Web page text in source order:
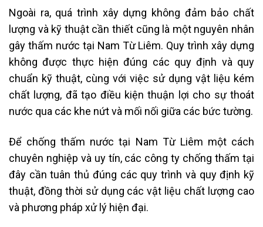
Ngoài ra, quá trình xây dựng không đảm bảo chất
lượng và kỹ thuật cần thiết cũng là một nguyên nhân
gây thấm nước tại Nam Từ Liêm. Quy trình xây dựng
không được thực hiện đúng các quy định và quy
chuẩn kỹ thuật, cùng với việc sử dụng vật liệu kém
chất lượng, đã tạo điều kiện thuận lợi cho sự thoát
nước qua các khe nứt và mối nối giữa các bức tường.
Để chống thấm nước tại Nam Từ Liêm một cách
chuyên nghiệp và uy tín, các công ty chống thấm tại
đây cần tuân thủ đúng các quy trình và quy định kỹ
thuật, đồng thời sử dụng các vật liệu chất lượng cao
và phương pháp xử lý hiện đại.